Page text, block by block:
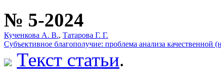
№ 5-2024
Кученкова А. В., Татарова Г. Г.
Субъективное благополучие: проблема анализа качественной
Текст статьи.